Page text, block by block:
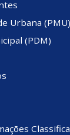
Urbana (PMU)
(PDM)